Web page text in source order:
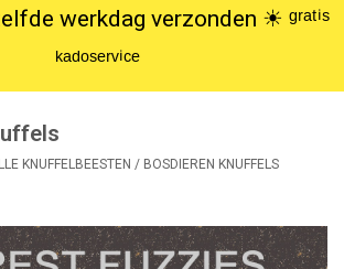
werkdag verzonden ☀︎ ᵍʳᵃᵗⁱˢ
ᵏᵃᵈᵒˢᵉʳᵛⁱᶜᵉ
KNUFFELBEESTEN / BOSDIEREN KNUFFELS